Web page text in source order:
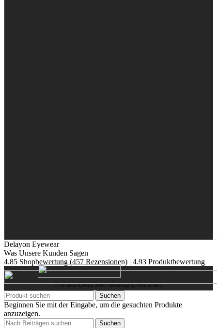
Delayon Eyewear
Was Unsere Kunden Sagen
4.85 Shopbewertung (457 Rezensionen) | 4.93 Produktbewertung
© Delayon Eyewear2026| Webdesign by Nicolas Metz
Suchen
Beginnen Sie mit der Eingabe, um die gesuchten Produkte
anzuzeigen.
Suchen